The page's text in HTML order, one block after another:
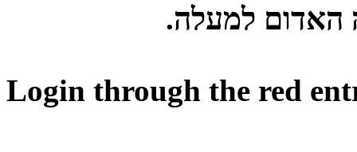
האדום למעלה.
Login through the red